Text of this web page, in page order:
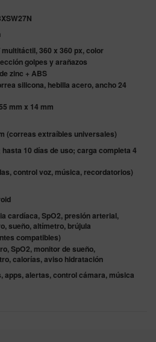
multitáctil, 360 x 360 px, color
golpes y arañazos
zinc + ABS
silicona, hebilla acero, ancho 24
mm x 14 mm
(correas extraíbles universales)
hasta 10 días de uso; carga completa 4
control voz, música, recordatorios)
cardíaca, SpO2, presión arterial,
sueño, altímetro, brújula
compatibles)
SpO2, monitor de sueño,
calorías, aviso hidratación
apps, alertas, control cámara, música